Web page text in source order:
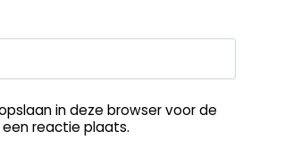
in deze browser voor de
reactie plaats.